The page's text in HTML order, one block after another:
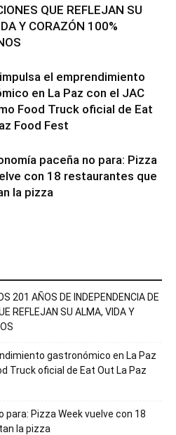
QUE REFLEJAN SU
Y CORAZÓN 100%
el emprendimiento
en La Paz con el JAC
Food Truck oficial de Eat
Food Fest
paceña no para: Pizza
con 18 restaurantes que
la pizza
201 AÑOS DE INDEPENDENCIA DE
REFLEJAN SU ALMA, VIDA Y
gastronómico en La Paz
Truck oficial de Eat Out La Paz
para: Pizza Week vuelve con 18
la pizza